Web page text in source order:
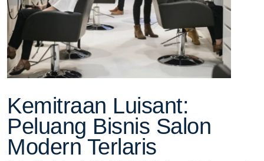
Kemitraan Luisant:
Peluang Bisnis Salon
Modern Terlaris